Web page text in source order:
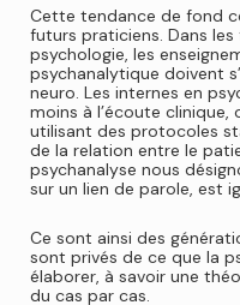
Cette tendance de fond
futurs praticiens. Dans
psychologie, les
psychanalytique doivent
neuro. Les internes en
moins à l’écoute clinique,
utilisant des protocoles
de la relation entre le
psychanalyse nous
sur un lien de parole, est
Ce sont ainsi des
sont privés de ce que la
élaborer, à savoir une
du cas par cas.